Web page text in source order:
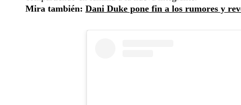
Mira también: Dani Duke pone fin a los rumores y